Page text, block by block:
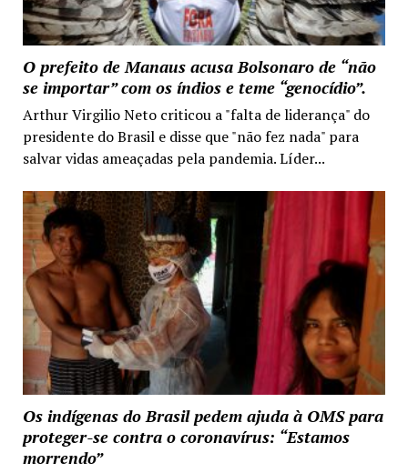
O prefeito de Manaus acusa Bolsonaro de “não
se importar” com os índios e teme “genocídio”.
Arthur Virgilio Neto criticou a "falta de liderança" do
presidente do Brasil e disse que "não fez nada" para
salvar vidas ameaçadas pela pandemia. Líder...
Os indígenas do Brasil pedem ajuda à OMS para
proteger-se contra o coronavírus: “Estamos
morrendo”